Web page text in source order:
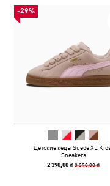
-29%
Детские кеды Suede XL
Sneakers
2 390,00 ₴3 390,00 ₴